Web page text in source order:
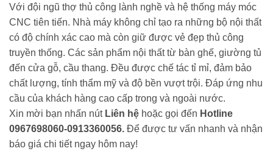
Với đội ngũ thợ thủ công lành nghề và hệ thống máy móc
CNC tiên tiến. Nhà máy không chỉ tạo ra những bộ nội thất
có độ chính xác cao mà còn giữ được vẻ đẹp thủ công
truyền thống. Các sản phẩm nội thất từ bàn ghế, giường tủ
đến cửa gỗ, cầu thang. Đều được chế tác tỉ mỉ, đảm bảo
chất lượng, tính thẩm mỹ và độ bền vượt trội. Đáp ứng nhu
cầu của khách hàng cao cấp trong và ngoài nước.
Xin mời bạn nhấn nút Liên hệ hoặc gọi đến Hotline
0967698060-0913360056. Để được tư vấn nhanh và nhận
báo giá chi tiết ngay hôm nay!